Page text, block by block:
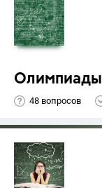
Олимпиады
48 вопросов